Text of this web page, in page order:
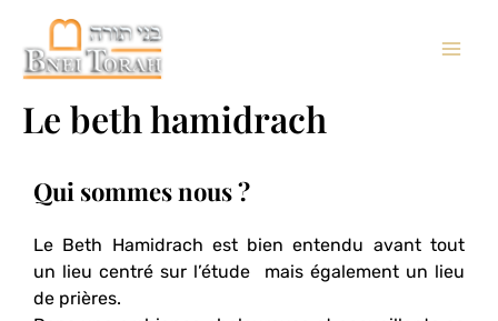
contenu
Le beth hamidrach
Qui sommes nous ?
Le Beth Hamidrach est bien entendu avant tout
un lieu centré sur l’étude mais également un lieu
de prières.